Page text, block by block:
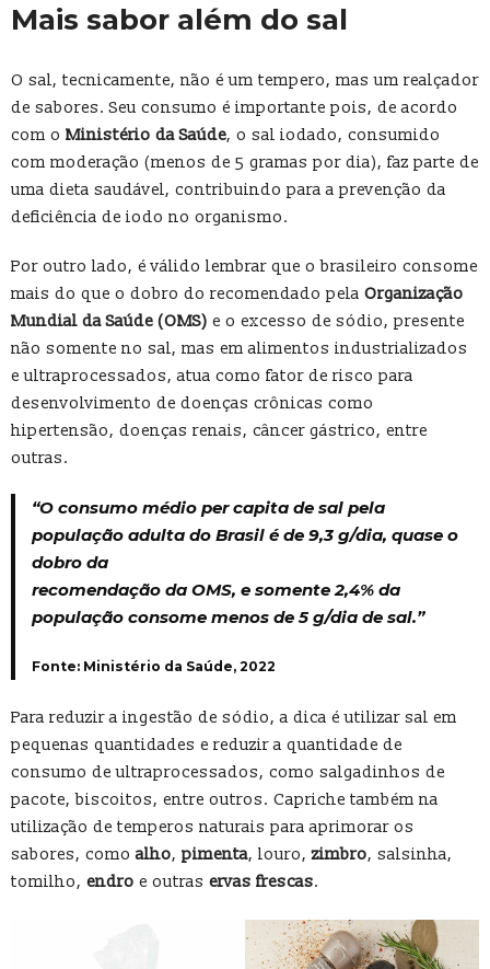
Mais sabor além do sal
O sal, tecnicamente, não é um tempero, mas um realçador
de sabores. Seu consumo é importante pois, de acordo
com o Ministério da Saúde, o sal iodado, consumido
com moderação (menos de 5 gramas por dia), faz parte de
uma dieta saudável, contribuindo para a prevenção da
deficiência de iodo no organismo.
Por outro lado, é válido lembrar que o brasileiro consome
mais do que o dobro do recomendado pela Organização
Mundial da Saúde (OMS) e o excesso de sódio, presente
não somente no sal, mas em alimentos industrializados
e ultraprocessados, atua como fator de risco para
desenvolvimento de doenças crônicas como
hipertensão, doenças renais, câncer gástrico, entre
outras.
“O consumo médio per capita de sal pela
população adulta do Brasil é de 9,3 g/dia, quase o
dobro da
recomendação da OMS, e somente 2,4% da
população consome menos de 5 g/dia de sal.”
Fonte: Ministério da Saúde, 2022
Para reduzir a ingestão de sódio, a dica é utilizar sal em
pequenas quantidades e reduzir a quantidade de
consumo de ultraprocessados, como salgadinhos de
pacote, biscoitos, entre outros. Capriche também na
utilização de temperos naturais para aprimorar os
sabores, comoalho, pimenta, louro,zimbro, salsinha,
tomilho, endro e outras ervas frescas.